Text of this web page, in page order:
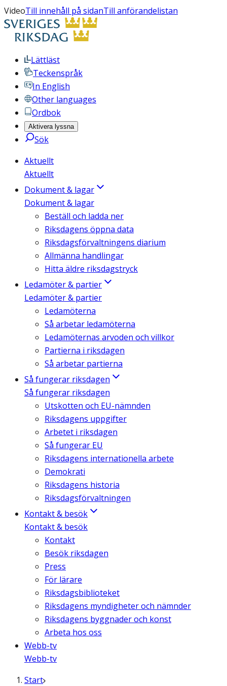
VideoTill innehåll på sidanTill anförandelistan
Lättläst
Teckenspråk
In English
Other languages
Ordbok
Aktivera lyssna
Sök
Aktuellt
Aktuellt
Dokument & lagar
Dokument & lagar
Beställ och ladda ner
Riksdagens öppna data
Riksdagsförvaltningens diarium
Allmänna handlingar
Hitta äldre riksdagstryck
Ledamöter & partier
Ledamöter & partier
Ledamöterna
Så arbetar ledamöterna
Ledamöternas arvoden och villkor
Partierna i riksdagen
Så arbetar partierna
Så fungerar riksdagen
Så fungerar riksdagen
Utskotten och EU-nämnden
Riksdagens uppgifter
Arbetet i riksdagen
Så fungerar EU
Riksdagens internationella arbete
Demokrati
Riksdagens historia
Riksdagsförvaltningen
Kontakt & besök
Kontakt & besök
Kontakt
Besök riksdagen
Press
För lärare
Riksdagsbiblioteket
Riksdagens myndigheter och nämnder
Riksdagens byggnader och konst
Arbeta hos oss
Webb-tv
Webb-tv
Start